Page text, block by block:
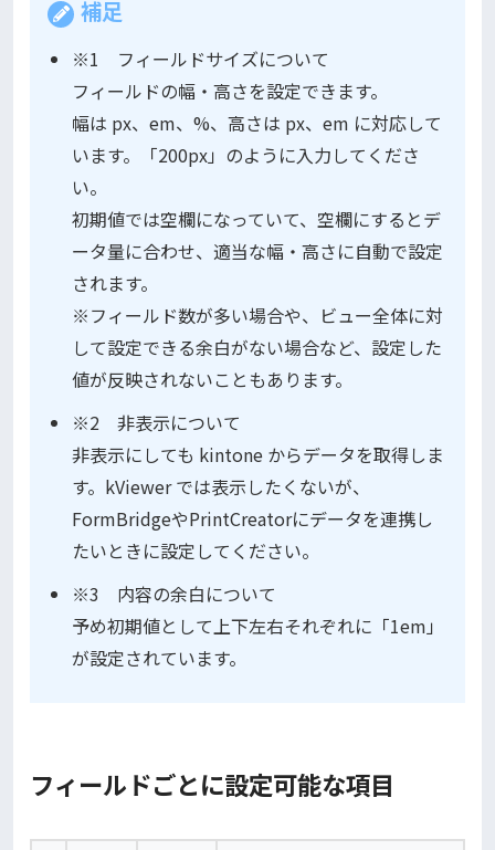
補足
※1 フィールドサイズについて
フィールドの幅・高さを設定できます。
幅は px、em、%、高さは px、em に対応して
います。「200px」のように入力してくださ
い。
初期値では空欄になっていて、空欄にするとデ
ータ量に合わせ、適当な幅・高さに自動で設定
されます。
※フィールド数が多い場合や、ビュー全体に対
して設定できる余白がない場合など、設定した
値が反映されないこともあります。
※2 非表示について
非表示にしても kintone からデータを取得しま
す。kViewer では表示したくないが、
FormBridgeやPrintCreatorにデータを連携し
たいときに設定してください。
※3 内容の余白について
予め初期値として上下左右それぞれに「1em」
が設定されています。
フィールドごとに設定可能な項目